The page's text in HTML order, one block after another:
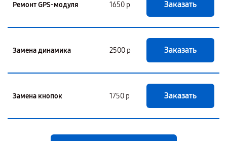
Ремонт GPS-модуля 1650 р Заказать
Замена динамика 2500 р Заказать
Замена кнопок 1750 р Заказать